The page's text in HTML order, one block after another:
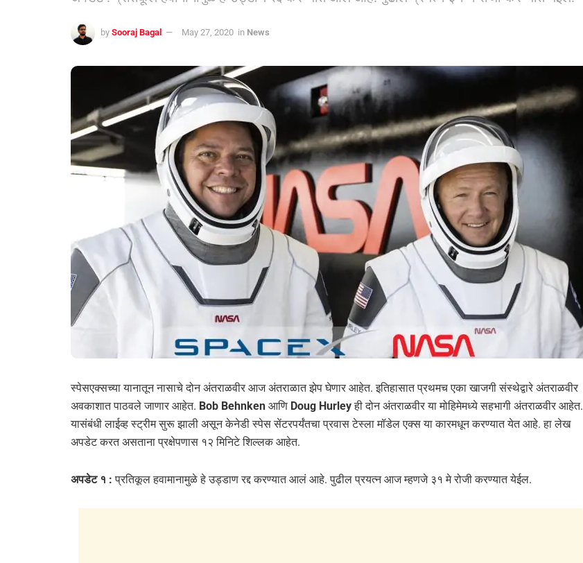
by Sooraj Bagal May 27, 2020 in News
स्पेसएक्सच्या यानातून नासाचे दोन अंतराळवीर आज अंतराळात झेप घेणार आहेत. इतिहासात प्रथमच एका खाजगी संस्थेद्वारे अंतराळवीर
अवकाशात पाठवले जाणार आहेत. Bob Behnken आणि Doug Hurleyही दोन अंतराळवीर या मोहिमेमध्ये सहभागी अंतराळवीर आहेत.
यासंबंधी लाईव्ह स्ट्रीम सुरू झाली असून केनेडी स्पेस सेंटरपर्यंतचा प्रवास टेस्ला मॉडेल एक्स या कारमधून करण्यात येत आहे. हा लेख
अपडेट करत असताना प्रक्षेपणास १२ मिनिटे शिल्लक आहेत.
अपडेट १ :प्रतिकूल हवामानामुळे हे उड्डाण रद्द करण्यात आलं आहे. पुढील प्रयत्न आज म्हणजे ३१ मे रोजी करण्यात येईल.